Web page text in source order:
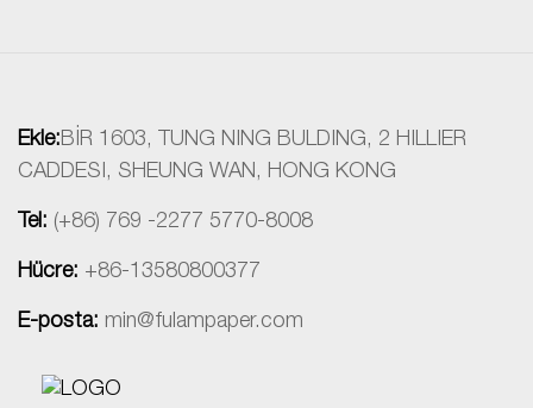
Ekle:BİR 1603, TUNG NING BULDING, 2 HILLIER
CADDESI, SHEUNG WAN, HONG KONG
Tel: (+86) 769 -2277 5770-8008
Hücre: +86-13580800377
E-posta: min@fulampaper.com